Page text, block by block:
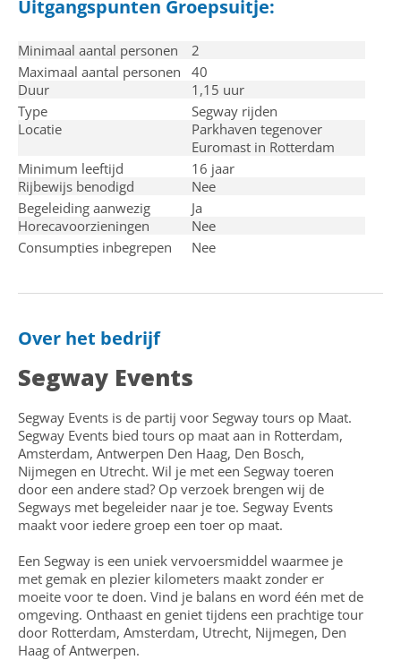
Uitgangspunten Groepsuitje:
Minimaal aantal personen
2
Maximaal aantal personen
40
Duur
1,15 uur
Type
Segway rijden
Locatie
Parkhaven tegenover
Euromast in Rotterdam
Minimum leeftijd
16 jaar
Rijbewijs benodigd
Nee
Begeleiding aanwezig
Ja
Horecavoorzieningen
Nee
Consumpties inbegrepen
Nee
Over het bedrijf
Segway Events
Segway Events is de partij voor Segway tours op Maat.
Segway Events bied tours op maat aan in Rotterdam,
Amsterdam, Antwerpen Den Haag, Den Bosch,
Nijmegen en Utrecht. Wil je met een Segway toeren
door een andere stad? Op verzoek brengen wij de
Segways met begeleider naar je toe. Segway Events
maakt voor iedere groep een toer op maat.
Een Segway is een uniek vervoersmiddel waarmee je
met gemak en plezier kilometers maakt zonder er
moeite voor te doen. Vind je balans en word één met de
omgeving. Onthaast en geniet tijdens een prachtige tour
door Rotterdam, Amsterdam, Utrecht, Nijmegen, Den
Haag of Antwerpen.